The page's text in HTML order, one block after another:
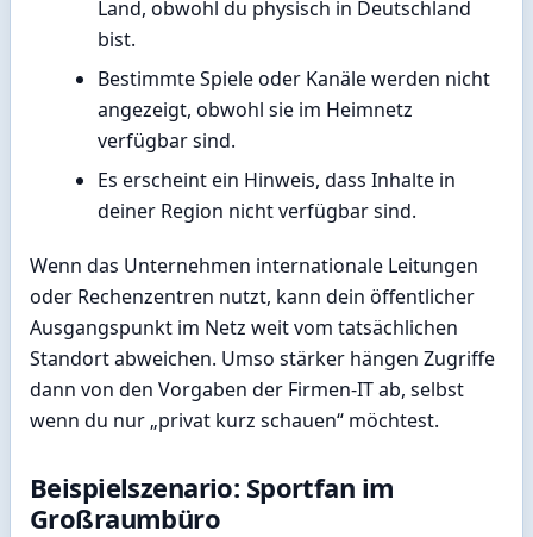
Land, obwohl du physisch in Deutschland
bist.
Bestimmte Spiele oder Kanäle werden nicht
angezeigt, obwohl sie im Heimnetz
verfügbar sind.
Es erscheint ein Hinweis, dass Inhalte in
deiner Region nicht verfügbar sind.
Wenn das Unternehmen internationale Leitungen
oder Rechenzentren nutzt, kann dein öffentlicher
Ausgangspunkt im Netz weit vom tatsächlichen
Standort abweichen. Umso stärker hängen Zugriffe
dann von den Vorgaben der Firmen-IT ab, selbst
wenn du nur „privat kurz schauen“ möchtest.
Beispielszenario: Sportfan im
Großraumbüro